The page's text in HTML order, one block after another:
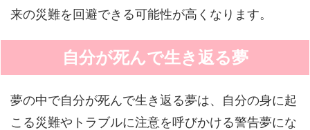
来の災難を回避できる可能性が高くなります。
自分が死んで生き返る夢
夢の中で自分が死んで生き返る夢は、自分の身に起
こる災難やトラブルに注意を呼びかける警告夢にな